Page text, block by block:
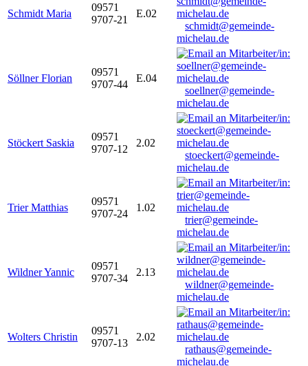
Schmidt Maria
09571
9707-21
E.02
schmidt@gemeinde-
michelau.de
Söllner Florian
09571
9707-44
E.04
soellner@gemeinde-
michelau.de
Stöckert Saskia
09571
9707-12
2.02
stoeckert@gemeinde-
michelau.de
Trier Matthias
09571
9707-24
1.02
trier@gemeinde-
michelau.de
Wildner Yannic
09571
9707-34
2.13
wildner@gemeinde-
michelau.de
Wolters Christin
09571
9707-13
2.02
rathaus@gemeinde-
michelau.de